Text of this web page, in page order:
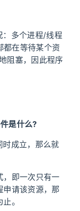
多个进程/线程
都在等待某个资
阻塞，因此程序
是什么?
成立，那么就
，即一次只有一
申请该资源，那
。